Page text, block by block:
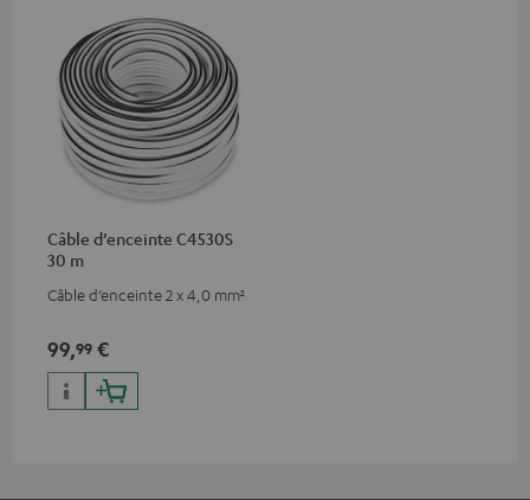
Câble d’enceinte C4530S
30 m
Câble d’enceinte 2 x 4,0 mm²
99,99 €